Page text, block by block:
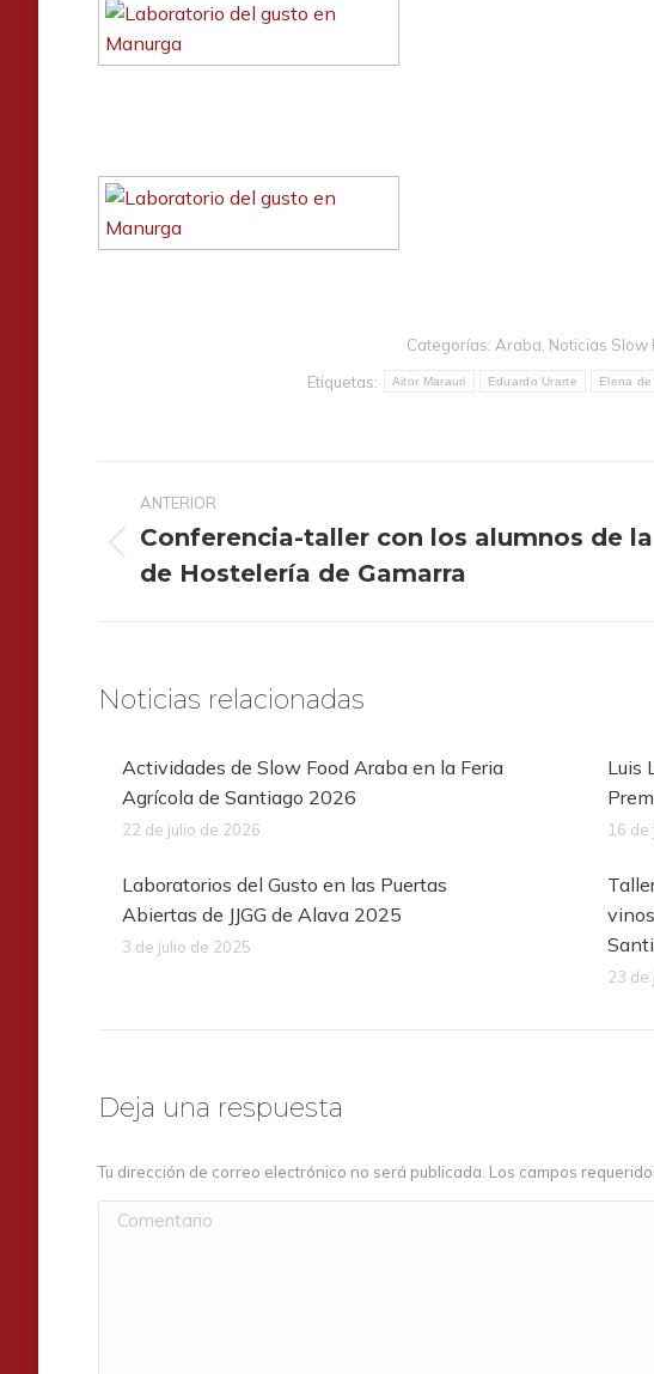
Categorías: Araba Noticias Slow
Etiquetas:
Aitor Marauri Eduardo Urarte Elena
entre
publicaciones
ANTERIOR
anterior:
Conferencia-taller con los alumnos de
de Hostelería de Gamarra
Noticias relacionadas
Actividades de Slow Food Araba en la Feria
Agrícola de Santiago 2026
22 de julio de 2026
Luis
16 de
Laboratorios del Gusto en las Puertas
Abiertas de JJGG de Alava 2025
3 de julio de 2025
23 de
Deja una respuesta
Tu dirección de correo electrónico no será publicada. Los campos
Comentario